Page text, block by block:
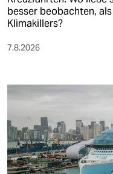
besser beobachten,
Klimakillers?
7.8.2026